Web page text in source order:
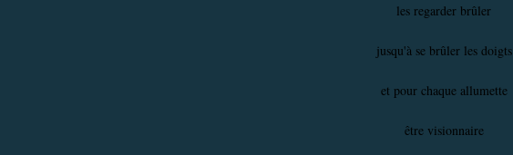
les regarder brûler
jusqu'à se brûler les doigts
et pour chaque allumette
être visionnaire